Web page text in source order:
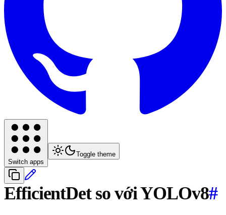
Switch apps
Toggle theme
EfficientDet so với YOLOv8#